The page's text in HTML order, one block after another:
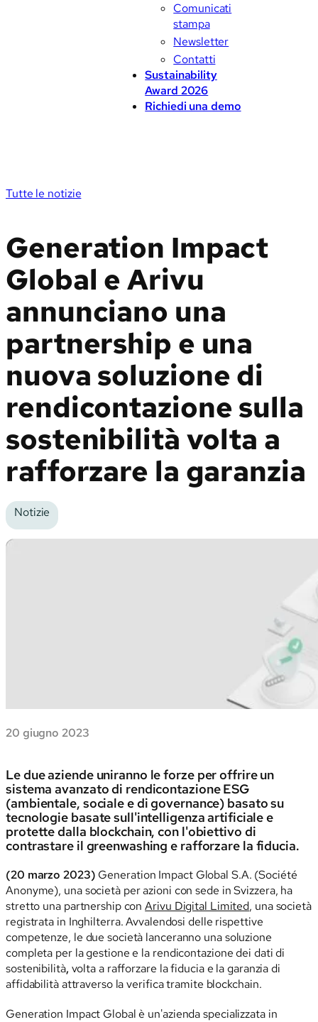
Comunicati
stampa
Newsletter
Contatti
Sustainability
Award 2026
Richiedi una demo
Tutte le notizie
Generation Impact
Global e Arivu
annunciano una
partnership e una
nuova soluzione di
rendicontazione sulla
sostenibilità volta a
rafforzare la garanzia
Notizie
20 giugno 2023
Le due aziende uniranno le forze per offrire un
sistema avanzato di rendicontazione ESG
(ambientale, sociale e di governance) basato su
tecnologie basate sull'intelligenza artificiale e
protette dalla blockchain, con l'obiettivo di
contrastare il greenwashing e rafforzare la fiducia.
(20 marzo 2023) Generation Impact Global S.A. (Société
Anonyme), una società per azioni con sede in Svizzera, ha
stretto una partnership conArivu Digital Limited, una società
registrata in Inghilterra. Avvalendosi delle rispettive
competenze, le due società lanceranno una soluzione
completa per la gestione e la rendicontazione dei dati di
sostenibilità, volta a rafforzare la fiducia e la garanzia di
affidabilità attraverso la verifica tramite blockchain.
Generation Impact Global è un'azienda specializzata in